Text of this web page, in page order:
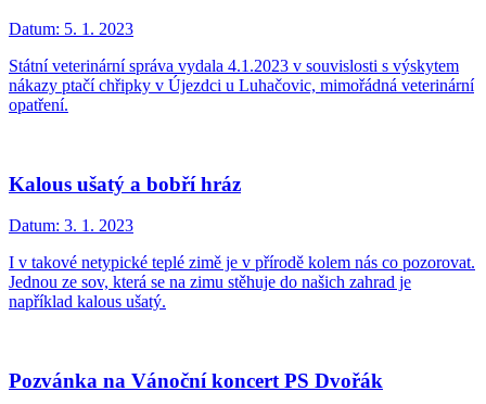
Datum: 5. 1. 2023
Státní veterinární správa vydala 4.1.2023 v souvislosti s výskytem
nákazy ptačí chřipky v Újezdci u Luhačovic, mimořádná veterinární
opatření.
Kalous ušatý a bobří hráz
Datum: 3. 1. 2023
I v takové netypické teplé zimě je v přírodě kolem nás co pozorovat.
Jednou ze sov, která se na zimu stěhuje do našich zahrad je
například kalous ušatý.
Pozvánka na Vánoční koncert PS Dvořák